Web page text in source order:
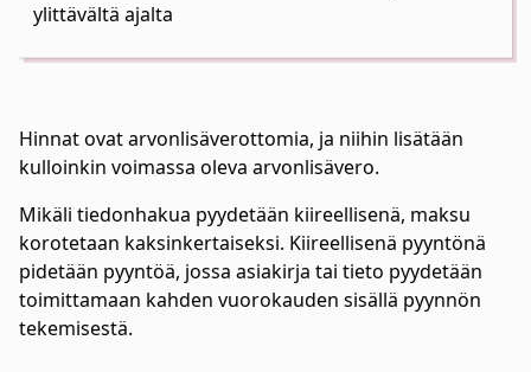
ylittävältä ajalta
Hinnat ovat arvonlisäverottomia, ja niihin lisätään
kulloinkin voimassa oleva arvonlisävero.
Mikäli tiedonhakua pyydetään kiireellisenä, maksu
korotetaan kaksinkertaiseksi. Kiireellisenä pyyntönä
pidetään pyyntöä, jossa asiakirja tai tieto pyydetään
toimittamaan kahden vuorokauden sisällä pyynnön
tekemisestä.